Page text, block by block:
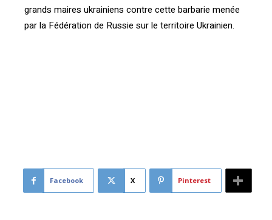
grands maires ukrainiens contre cette barbarie menée
par la Fédération de Russie sur le territoire Ukrainien.
Facebook X Pinterest